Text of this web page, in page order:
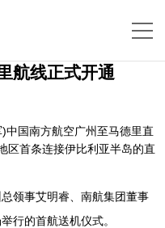
航线正式开通
中国南方航空广州至马德里直
区首条连接伊比利亚半岛的直
领事艾明睿、南航集团董事
行的首航送机仪式。